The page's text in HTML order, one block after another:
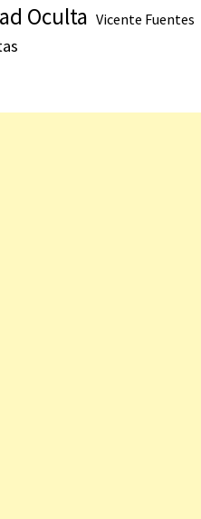
Oculta Vicente Fuentes